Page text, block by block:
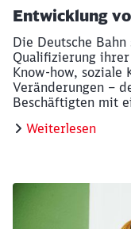
Entwicklung
Die Deutsche
Qualifizierung
Know-how, soziale
Veränderungen –
Beschäftigten mit
WeiterlesenMöchten
werden?